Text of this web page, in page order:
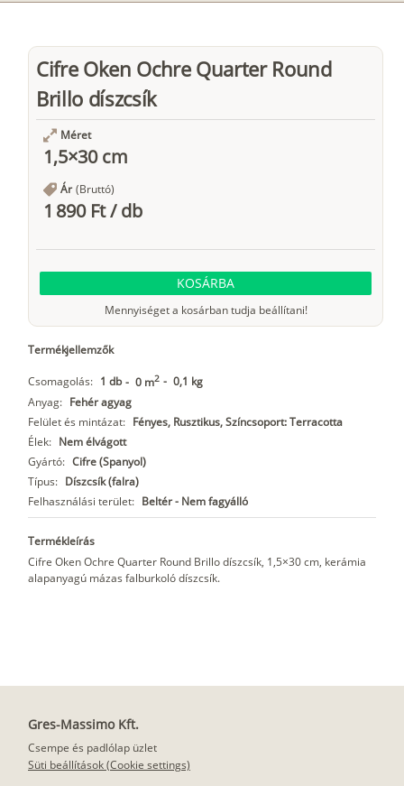
Cifre Oken Ochre Quarter Round
Brillo díszcsík
Méret
1,5×30 cm
Ár (Bruttó)
1 890 Ft/db
KOSÁRBA
Mennyiséget a kosárban tudja beállítani!
Termékjellemzők
Csomagolás: 1 db - 0 m2 - 0,1 kg
Anyag: Fehér agyag
Felület és mintázat: Fényes, Rusztikus, Színcsoport: Terracotta
Élek: Nem élvágott
Gyártó: Cifre (Spanyol)
Típus: Díszcsík (falra)
Felhasználási terület: Beltér - Nem fagyálló
Termékleírás
Cifre Oken Ochre Quarter Round Brillo díszcsík, 1,5×30 cm, kerámia
alapanyagú mázas falburkoló díszcsík.
Gres-Massimo Kft.
Csempe és padlólap üzlet
Süti beállítások (Cookie settings)